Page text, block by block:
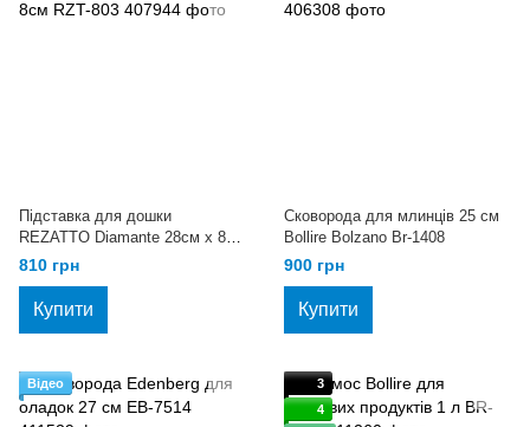
Підставка для дошки
REZATTO Diamante 28см х 8см
RZT-803
810 грн
Купити
Сковорода для млинців 25 см
Bollire Bolzano Br-1408
900 грн
Купити
Відео
3
4